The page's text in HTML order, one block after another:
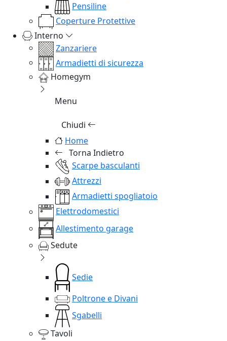
Pensiline
Coperture Protettive
Interno
Zanzariere
Armadietti di sicurezza
Homegym
Menu
Chiudi
Home
Torna Indietro
Scarpe basculanti
Attrezzi
Armadietti spogliatoio
Elettrodomestici
Allestimento garage
Sedute
Sedie
Poltrone e Divani
Sgabelli
Tavoli